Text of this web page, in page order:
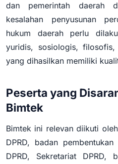
dan pemerintah daerah
kesalahan penyusunan
hukum daerah perlu
yuridis, sosiologis,
yang dihasilkan memiliki
Peserta yang
Bimtek
Bimtek ini relevan diikuti
DPRD, badan
DPRD, Sekretariat DPRD,